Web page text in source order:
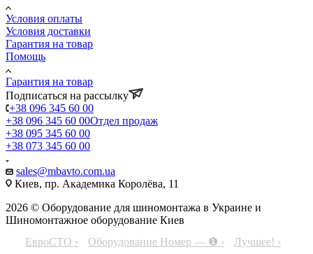
Условия оплаты
Условия доставки
Гарантия на товар
Помощь
Гарантия на товар
Подписаться на рассылку
+38 096 345 60 00
+38 096 345 60 00Отдел продаж
+38 095 345 60 00
+38 073 345 60 00
sales@mbavto.com.ua
Киев, пр. Академика Королёва, 11
2026 © Оборудование для шиномонтажа в Украине и
Шиномонтажное оборудование Киев
ЕвроСТО ›
Оборудование Номер — ❶ › Лучшее! ›